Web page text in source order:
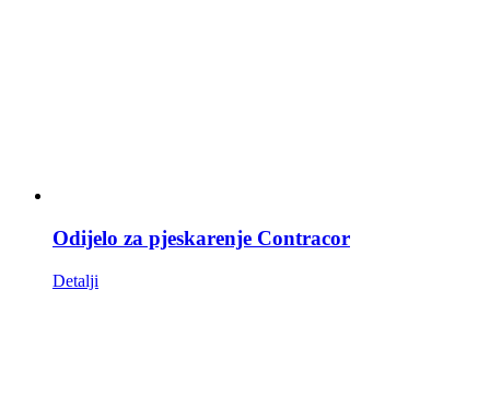
Odijelo za pjeskarenje Contracor
Detalji